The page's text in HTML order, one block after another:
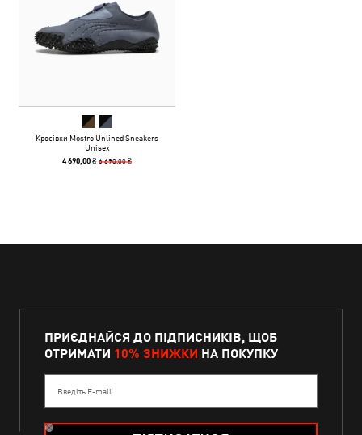
Кросівки Mostro Unlined Sneakers
Unisex
4 690,00 ₴6 690,00 ₴
ПРИЄДНАЙСЯ ДО ПІДПИСНИКІВ, ЩОБ
ОТРИМАТИ 10% ЗНИЖКИ НА ПОКУПКУ
Введіть E-mail